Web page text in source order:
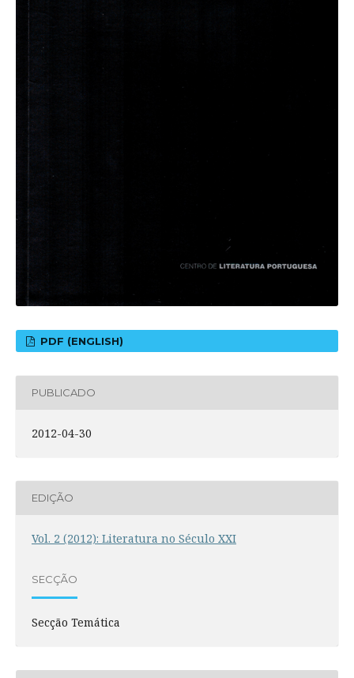
PDF (ENGLISH)
PUBLICADO
2012-04-30
EDIÇÃO
Vol. 2 (2012): Literatura no Século XXI
SECÇÃO
Secção Temática